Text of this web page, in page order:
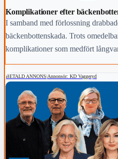
Komplikationer efter
I samband med förlossning
bäckenbottenskada. Trots
komplikationer som medfört
Region Jönköpings län anmäler
Maria.
BETALD ANNONS|Annonsör: KD Vaggeryd